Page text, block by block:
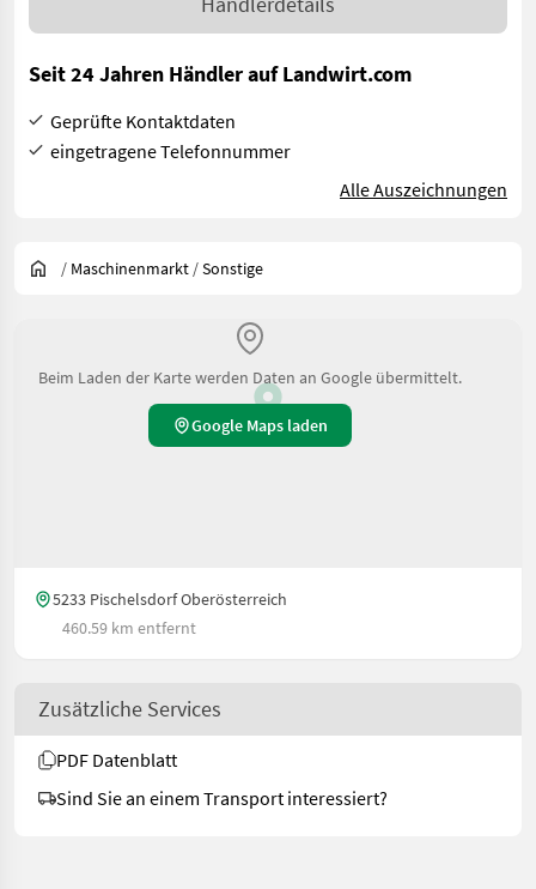
Seit 24 Jahren Händler auf Landwirt.com
Geprüfte Kontaktdaten
eingetragene Telefonnummer
Alle Auszeichnungen
/ Maschinenmarkt /Sonstige
Beim Laden der Karte werden Daten an Google übermittelt.
Google Maps laden
5233 Pischelsdorf Oberösterreich
460.59 km entfernt
Zusätzliche Services
PDF Datenblatt
Sind Sie an einem Transport interessiert?